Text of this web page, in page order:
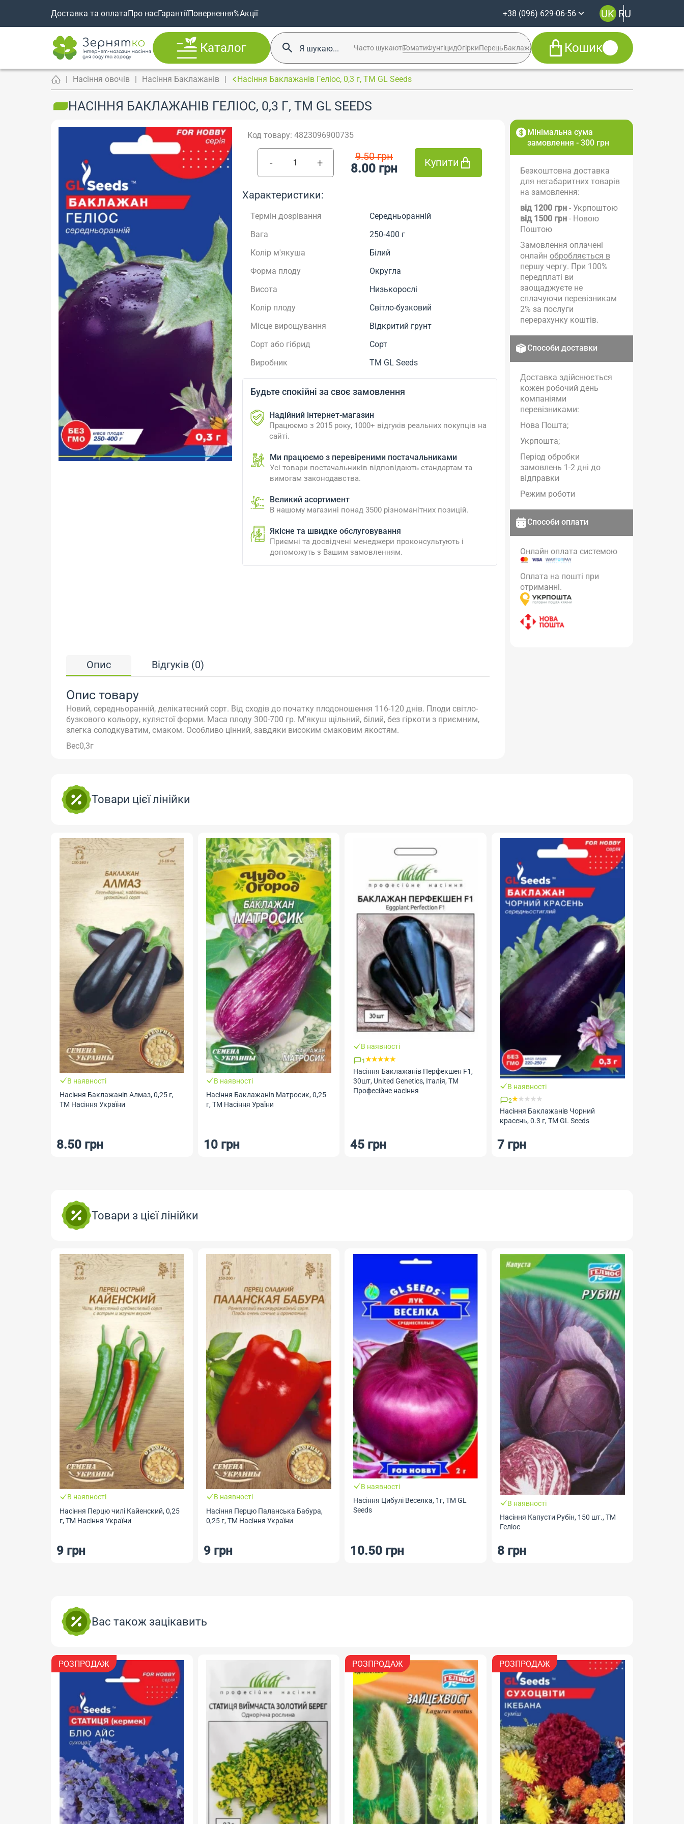
Доставка та оплатаПро насГарантіїПовернення%Акції +38 (096) 629-06-56
Instagram
UK RU
Каталог Часто шукають:ТоматиФунгіцидОгіркиПерецьБаклажан КабачокSyngenta
Кошик
Насіння овочів Насіння Баклажанів Насіння Баклажанів Геліос, 0,3 г, ТМ GL Seeds
НАСІННЯ БАКЛАЖАНІВ ГЕЛІОС, 0,3 Г, ТМ GL SEEDS
Код товару: 4823096900735
- +
9.50 грн
8.00 грн Купити
Характеристики:
Термін дозрівання
Середньоранній
Вага
250‑400 г
Колір м'якуша
Білий
Форма плоду
Округла
Висота
Низькорослі
Колір плоду
Світло-бузковий
Місце вирощування
Відкритий грунт
Сорт або гібрид
Сорт
Виробник
ТМ GL Seeds
Будьте спокійні за своє замовлення
Надійний інтернет-магазин
Працюємо з 2015 року, 1000+ відгуків реальних покупців на
сайті.
Ми працюємо з перевіреними постачальниками
Усі товари постачальників відповідають стандартам та
вимогам законодавства.
Великий асортимент
В нашому магазині понад 3500 різноманітних позицій.
Якісне та швидке обслуговування
Приємні та досвідчені менеджери проконсультують і
допоможуть з Вашим замовленням.
Мінімальна сума
замовлення - 300 грн
Безкоштовна доставка
для негабаритних товарів
на замовлення:
від 1200 грн - Укрпоштою
від 1500 грн - Новою
Поштою
Замовлення оплачені
онлайнобробляється в
першу чергу. При 100%
передплаті ви
заощаджуєте не
сплачуючи перевізникам
2% за послуги
перерахунку коштів.
Способи доставки
Доставка здійснюється
кожен робочий день
компаніями
перевізниками:
Нова Пошта;
Укрпошта;
Період обробки
замовлень 1-2 дні до
відправки
Режим роботи
Способи оплати
Онлайн оплата системою
Оплата на пошті при
отриманні.
Опис Відгуків (0)
Опис товару
Новий, середньоранній, делікатесний сорт. Від сходів до початку плодоношення 116-120 днів. Плоди світло-
бузкового кольору, кулястої форми. Маса плоду 300-700 гр. М'якуш щільний, білий, без гіркоти з приємним,
злегка солодкуватим, смаком. Особливо цінний, завдяки високим смаковим якостям.
Вес0,3г
Товари цієї лінійки
Насіння Баклажанів Алмаз, 0,25 г,
ТМ Насіння України
Насіння Баклажанів Матросик, 0,25
г, ТМ Насіння Ураїни
В наявності
1
Насіння Баклажанів Перфекшен F1,
30шт, United Genetics, Італія, ТМ
Професійне насіння
Насіння Баклажанів Чорний
красень, 0.3 г, ТМ GL Seeds
Закінчується
Товари з цієї лінійки
В наявності
Насіння Перцю чилі Кайенский, 0,25
г, ТМ Насіння України
9 грн
В наявності
Насіння Перцю Паланська Бабура,
0,25 г, ТМ Насіння України
9 грн
В наявності
Насіння Цибулі Веселка, 1г, ТМ GL
Seeds
10.50 грн
В наявності
Насіння Капусти Рубін, 150 шт., ТМ
Геліос
8 грн
Вас також зацікавить
РОЗПРОДАЖ РОЗПРОДАЖ РОЗПРОДАЖ